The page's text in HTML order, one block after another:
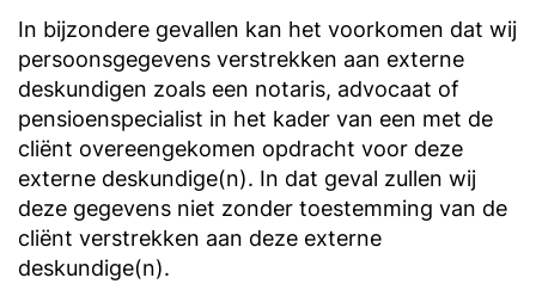
In bijzondere gevallen kan het voorkomen dat wij
persoonsgegevens verstrekken aan externe
deskundigen zoals een notaris, advocaat of
pensioenspecialist in het kader van een met de
cliënt overeengekomen opdracht voor deze
externe deskundige(n). In dat geval zullen wij
deze gegevens niet zonder toestemming van de
cliënt verstrekken aan deze externe
deskundige(n).